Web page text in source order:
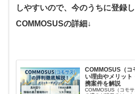
しやすいので、今のうちに登録
COMMOSUSの詳細↓
COMMOSUS（コ
い理由やメリッ
携案件を解説
COMMOSUS（コモ